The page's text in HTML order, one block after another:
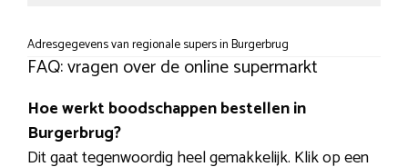
Adresgegevens van regionale supers in Burgerbrug
FAQ: vragen over de online supermarkt
Hoe werkt boodschappen bestellen in
Burgerbrug?
Dit gaat tegenwoordig heel gemakkelijk. Klik op een